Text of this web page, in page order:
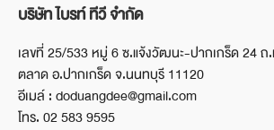
บริษัท ไบรท์ ทีวี จำกัด
เลขที่ 25/533 หมู่ 6 ซ.แจ้งวัฒนะ-ปากเกร็ด 24
ตลาด อ.ปากเกร็ด จ.นนทบุรี 11120
อีเมล์ : doduangdee@gmail.com
โทร. 02 583 9595